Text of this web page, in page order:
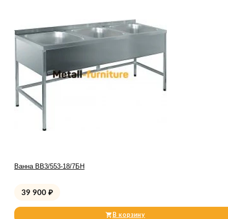
Ванна ВВ3/553-18/7БН
39 900 ₽
В корзину